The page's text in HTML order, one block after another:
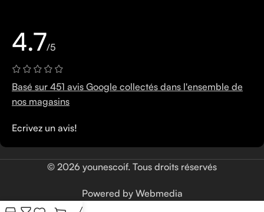
4.7/5
Basé sur 451 avis Google collectés dans l'ensemble de
nos magasins
Ecrivez un avis!
© 2026 younescoif. Tous droits réservés
Powered by Webmedia